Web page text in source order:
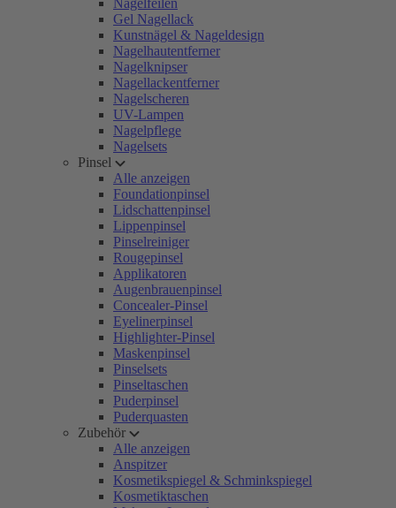
Nagelfeilen
Gel Nagellack
Kunstnägel & Nageldesign
Nagelhautentferner
Nagelknipser
Nagellackentferner
Nagelscheren
UV-Lampen
Nagelpflege
Nagelsets
Pinsel
Alle anzeigen
Foundationpinsel
Lidschattenpinsel
Lippenpinsel
Pinselreiniger
Rougepinsel
Applikatoren
Augenbrauenpinsel
Concealer-Pinsel
Eyelinerpinsel
Highlighter-Pinsel
Maskenpinsel
Pinselsets
Pinseltaschen
Puderpinsel
Puderquasten
Zubehör
Alle anzeigen
Anspitzer
Kosmetikspiegel & Schminkspiegel
Kosmetiktaschen